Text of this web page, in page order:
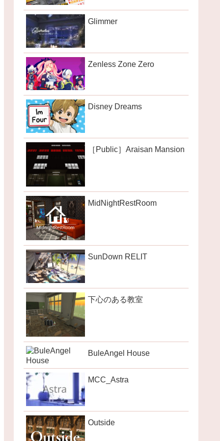
Glimmer
Zenless Zone Zero
Disney Dreams
［Public］Araisan Mansion
MidNightRestRoom
SunDown RELIT
下心のある教室
BuleAngel House
MCC_Astra
Outside